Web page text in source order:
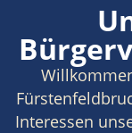
Interessen